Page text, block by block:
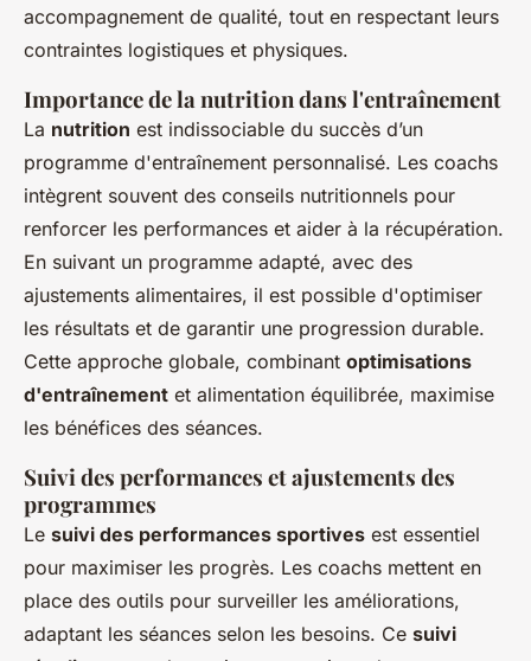
accompagnement de qualité, tout en respectant leurs
contraintes logistiques et physiques.
Importance de la nutrition dans l'entraînement
La nutrition est indissociable du succès d’un
programme d'entraînement personnalisé. Les coachs
intègrent souvent des conseils nutritionnels pour
renforcer les performances et aider à la récupération.
En suivant un programme adapté, avec des
ajustements alimentaires, il est possible d'optimiser
les résultats et de garantir une progression durable.
Cette approche globale, combinant optimisations
d'entraînement et alimentation équilibrée, maximise
les bénéfices des séances.
Suivi des performances et ajustements des
programmes
Le suivi des performances sportives est essentiel
pour maximiser les progrès. Les coachs mettent en
place des outils pour surveiller les améliorations,
adaptant les séances selon les besoins. Ce suivi